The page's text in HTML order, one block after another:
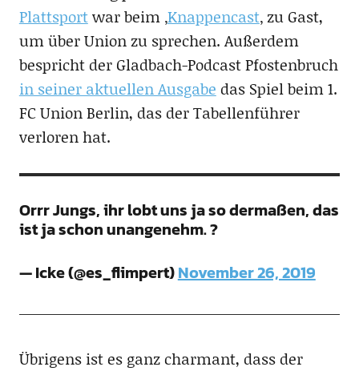
Plattsportwar beim ‚Knappencast‚ zu Gast,
um über Union zu sprechen. Außerdem
bespricht der Gladbach-Podcast Pfostenbruch
in seiner aktuellen Ausgabe das Spiel beim 1.
FC Union Berlin, das der Tabellenführer
verloren hat.
Orrr Jungs, ihr lobt uns ja so dermaßen, das
ist ja schon unangenehm. ?
— Icke (@es_flimpert)November 26, 2019
Übrigens ist es ganz charmant, dass der